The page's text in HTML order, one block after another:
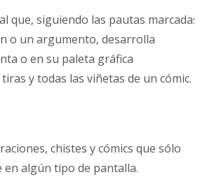
que, siguiendo las pautas marcadas
o un argumento, desarrolla
o en su paleta gráfica
y todas las viñetas de un cómic.
chistes y cómics que sólo
en algún tipo de pantalla.